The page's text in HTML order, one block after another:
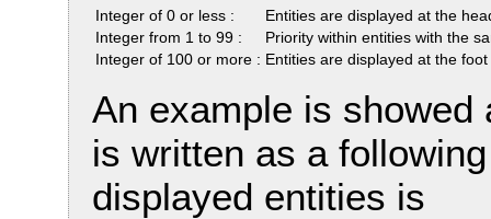
Integer of 0 or less :
Entities are displayed at the
Integer from 1 to 99 :
Priority within entities with the
Integer of 100 or more : Entities are displayed at the
An example is showed
is written as a
displayed entities is